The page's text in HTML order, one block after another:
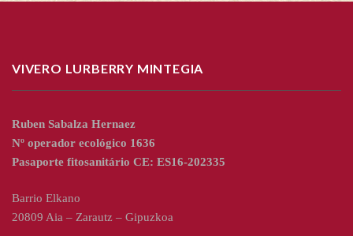
VIVERO LURBERRY MINTEGIA
Ruben Sabalza Hernaez
Nº operador ecológico 1636
Pasaporte fitosanitário CE: ES16-202335
Barrio Elkano
20809 Aia – Zarautz – Gipuzkoa